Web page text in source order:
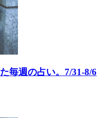
毎週の占い。7/31-8/6